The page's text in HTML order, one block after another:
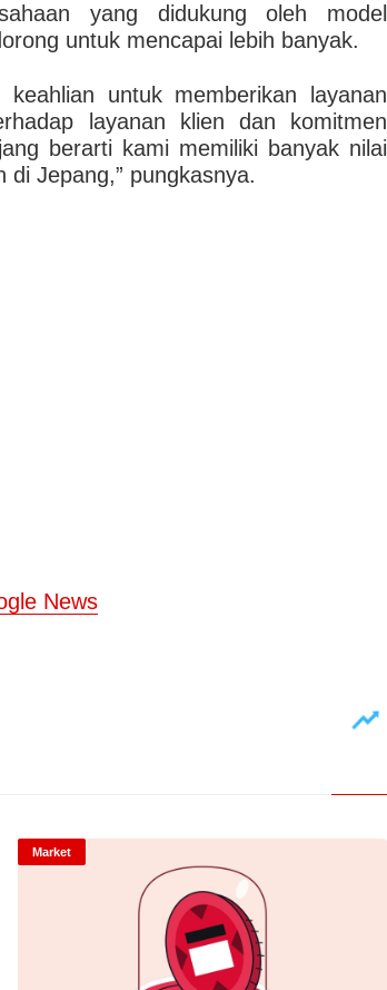
yang didukung oleh model
untuk mencapai lebih banyak.
untuk memberikan layanan
layanan klien dan komitmen
berarti kami memiliki banyak nilai
Jepang,” pungkasnya.
News
Market